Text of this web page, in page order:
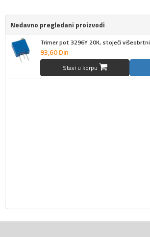
Nedavno pregledani proizvodi
Trimer pot 3296Y 20K, stojeći višeobrtni
93,60Din
Stavi u korpu